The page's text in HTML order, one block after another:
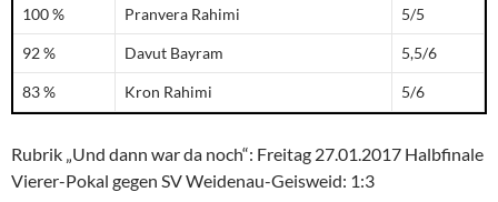
100 % Pranvera Rahimi 5/5
92 % Davut Bayram 5,5/6
83 % Kron Rahimi 5/6
Rubrik „Und dann war da noch“: Freitag 27.01.2017 Halbfinale
Vierer-Pokal gegen SV Weidenau-Geisweid: 1:3